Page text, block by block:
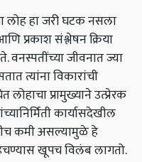
लोह हा जरी घटक नसला
आणि प्रकाश संश्लेषन क्रिया
वनस्पतींच्या जीवनात ज्या
त्यांना विकारांची
प्रामुख्याने उत्प्रेरक
कार्यासदेखील
कमी असल्यामुळे हे
खूपच विलंब लागतो.